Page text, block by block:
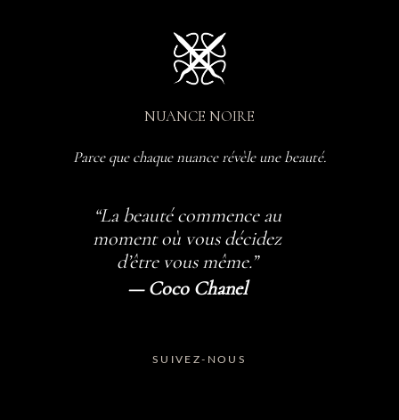
NUANCE NOIRE
Parce que chaque nuance révèle une beauté.
“La beauté commence au
moment où vous décidez
d’être vous même.”
— Coco Chanel
SUIVEZ-NOUS